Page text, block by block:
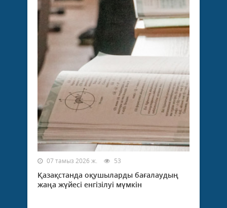
07 тамыз 2026 ж. 53
Қазақстанда оқушыларды бағалаудың
жаңа жүйесі енгізілуі мүмкін